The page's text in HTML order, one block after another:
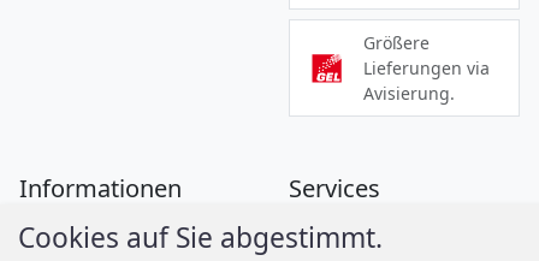
Größere
Lieferungen via
Avisierung.
Informationen
Zahlung
Services
Montageanleitungen
Cookies auf Sie abgestimmt.